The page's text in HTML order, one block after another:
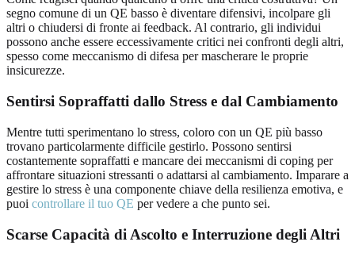
segno comune di un QE basso è diventare difensivi, incolpare gli
altri o chiudersi di fronte ai feedback. Al contrario, gli individui
possono anche essere eccessivamente critici nei confronti degli altri,
spesso come meccanismo di difesa per mascherare le proprie
insicurezze.
Sentirsi Sopraffatti dallo Stress e dal Cambiamento
Mentre tutti sperimentano lo stress, coloro con un QE più basso
trovano particolarmente difficile gestirlo. Possono sentirsi
costantemente sopraffatti e mancare dei meccanismi di coping per
affrontare situazioni stressanti o adattarsi al cambiamento. Imparare a
gestire lo stress è una componente chiave della resilienza emotiva, e
puoi controllare il tuo QE per vedere a che punto sei.
Scarse Capacità di Ascolto e Interruzione degli Altri